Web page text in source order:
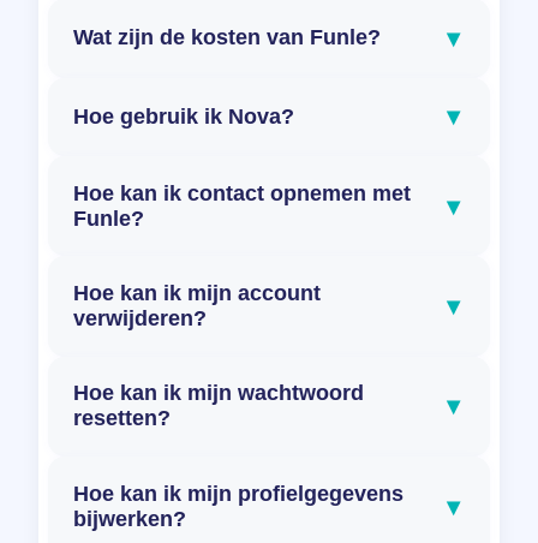
Wat zijn de kosten van Funle? ▾
Hoe gebruik ik Nova? ▾
Hoe kan ik contact opnemen met
Funle?
▾
Hoe kan ik mijn account
verwijderen?
▾
Hoe kan ik mijn wachtwoord
resetten?
▾
Hoe kan ik mijn profielgegevens
bijwerken?
▾